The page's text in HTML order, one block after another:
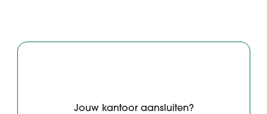
Jouw kantoor aansluiten?